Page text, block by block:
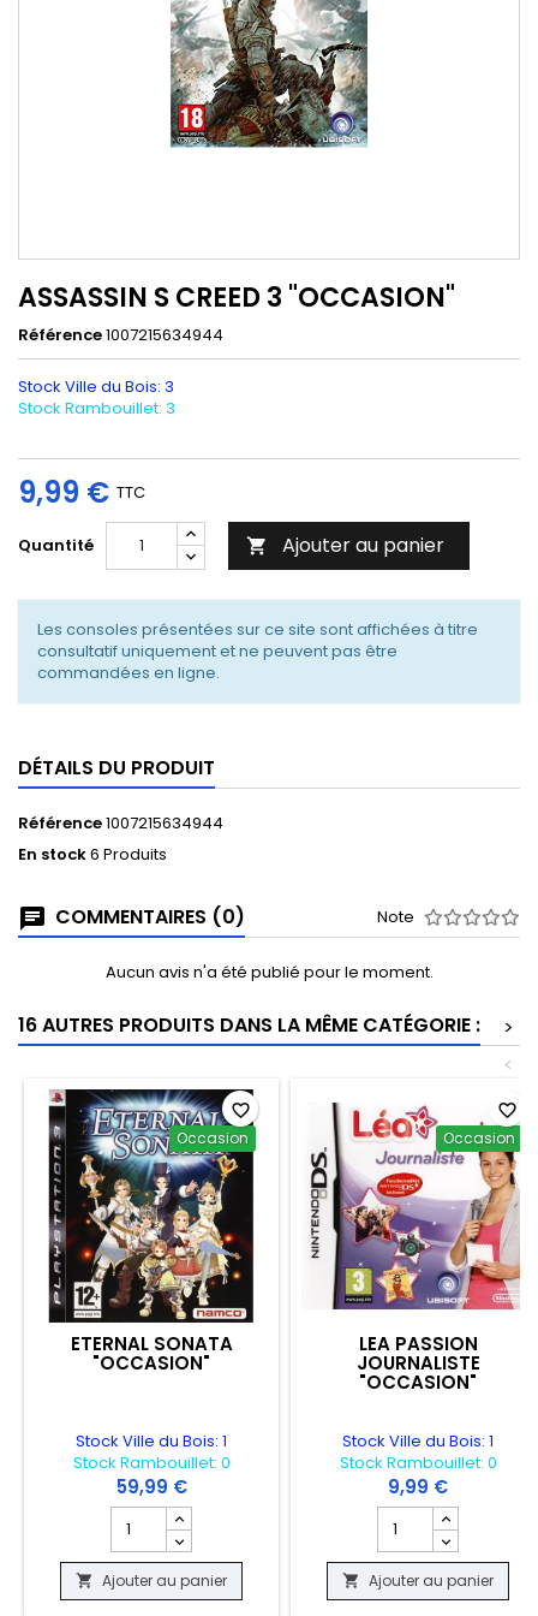
ASSASSIN S CREED 3 "OCCASION"
Référence1007215634944
Stock Ville du Bois: 3
Stock Rambouillet: 3
9,99 € TTC
Quantité  Ajouter au panier
Les consoles présentées sur ce site sont affichées à titre
consultatif uniquement et ne peuvent pas être
commandées en ligne.
DÉTAILS DU PRODUIT
Référence1007215634944
En stock6 Produits
COMMENTAIRES (0) Note
Aucun avis n'a été publié pour le moment.
16 AUTRES PRODUITS DANS LA MÊME CATÉGORIE :
>
<
Occasion
ETERNAL SONATA
"OCCASION"
Stock Ville du Bois: 1
Stock Rambouillet: 0
59,99 €
Champ quantité du produit ETERNAL SONATA
 Ajouter au panier
favorite_border
Occasion
LEA PASSION
JOURNALISTE
"OCCASION"
Stock Ville du Bois: 1
Stock Rambouillet: 0
9,99 €
Champ quantité du
 Ajouter au panier
favorite_border